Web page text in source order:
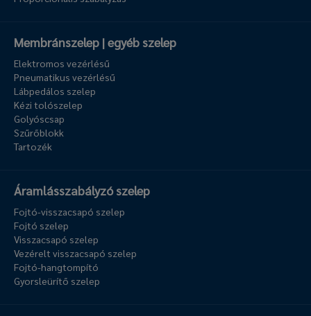
Membránszelep | egyéb szelep
Elektromos vezérlésű
Pneumatikus vezérlésű
Lábpedálos szelep
Kézi tolószelep
Golyóscsap
Szűrőblokk
Tartozék
Áramlásszabályzó szelep
Fojtó-visszacsapó szelep
Fojtó szelep
Visszacsapó szelep
Vezérelt visszacsapó szelep
Fojtó-hangtompító
Gyorsleürítő szelep